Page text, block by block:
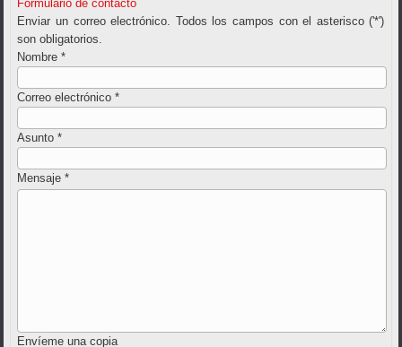
Formulario de contacto
Enviar un correo electrónico. Todos los campos con el asterisco ('*')
son obligatorios.
Nombre *
Correo electrónico *
Asunto *
Mensaje *
Envíeme una copia